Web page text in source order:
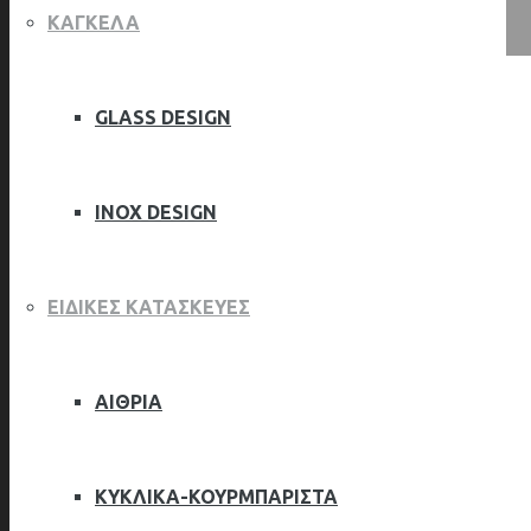
ΚΑΓΚΕΛΑ
GLASS DESIGN
ΙΝΟΧ DESIGN
ΕΙΔΙΚΕΣ ΚΑΤΑΣΚΕΥΕΣ
ΑΙΘΡΙΑ
ΚΥΚΛΙΚΑ-ΚΟΥΡΜΠΑΡΙΣΤΑ
Επικοινωνία